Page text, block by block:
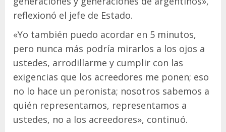
reflexionó el jefe de Estado.
«Yo también puedo acordar en 5 minutos,
pero nunca más podría mirarlos a los ojos a
ustedes, arrodillarme y cumplir con las
exigencias que los acreedores me ponen; eso
no lo hace un peronista; nosotros sabemos a
quién representamos, representamos a
ustedes, no a los acreedores», continuó.